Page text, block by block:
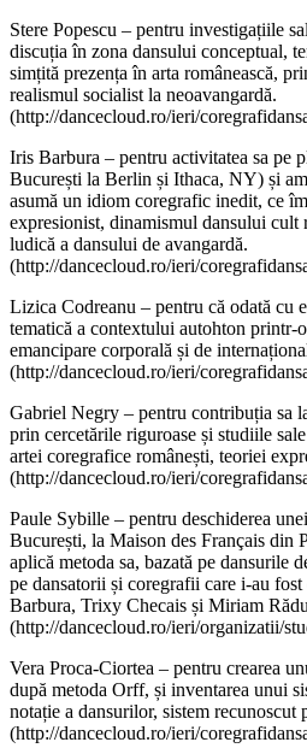
Stere Popescu – pentru investigațiile
discuția în zona dansului conceptual,
simțită prezența în arta românească,
realismul socialist la neoavangardă.
(http://dancecloud.ro/ieri/
Iris Barbura – pentru activitatea sa pe
București la Berlin și Ithaca, NY) și
asumă un idiom coregrafic inedit, ce
expresionist, dinamismul dansului cult
ludică a dansului de avangardă.
(http://dancecloud.ro/ieri/
Lizica Codreanu – pentru că odată cu
tematică a contextului autohton printr-
emancipare corporală și de
(http://dancecloud.ro/ieri/
Gabriel Negry – pentru contribuția sa
prin cercetările riguroase și studiile
artei coregrafice românești, teoriei
(http://dancecloud.ro/ieri/
Paule Sybille – pentru deschiderea
București, la Maison des Français din
aplică metoda sa, bazată pe dansurile
pe dansatorii și coregrafii care i-au
Barbura, Trixy Checais și Miriam
(http://dancecloud.ro/ieri/organizatii/
Vera Proca-Ciortea – pentru crearea
după metoda Orff, și inventarea unui
notație a dansurilor, sistem recunoscut
(http://dancecloud.ro/ieri/